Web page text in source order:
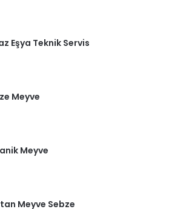
Eşya Teknik Servis
Meyve
Meyve
Meyve Sebze